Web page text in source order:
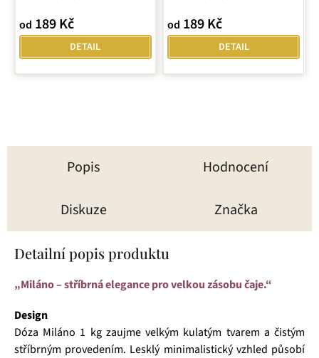
5,0
5
hvězdiček.
od 189 Kč
DETAIL
od 189 Kč
DETAIL
Popis Hodnocení
Diskuze Značka
Detailní popis produktu
„Miláno – stříbrná elegance pro velkou zásobu čaje.“
Design
Dóza Miláno 1 kg zaujme velkým kulatým tvarem a čistým
stříbrným provedením. Lesklý minimalistický vzhled působí